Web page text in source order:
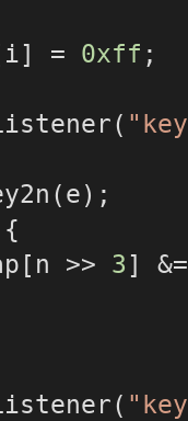
= 0xff ;
(
(e);
[n >> 3 ]
(